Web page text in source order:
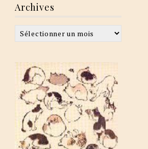
Archives
Archives